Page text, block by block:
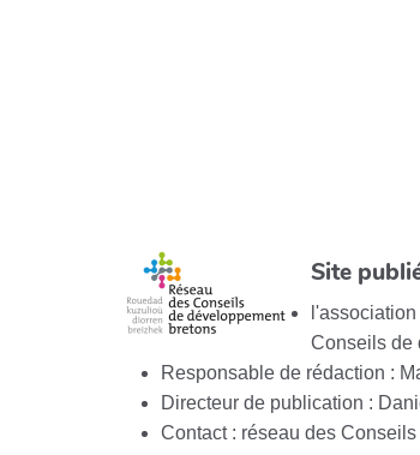
Site
Conseils de
Responsable de rédaction :
Directeur de publication :
Contact : réseau des